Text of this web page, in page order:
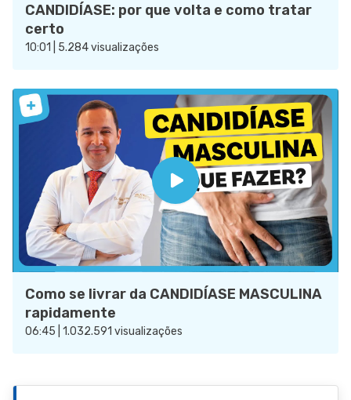
CANDIDÍASE: por que volta e como tratar
certo
10:01 | 5.284 visualizações
Como se livrar da CANDIDÍASE MASCULINA
rapidamente
06:45 | 1.032.591 visualizações